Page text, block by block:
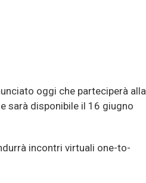
oggi che parteciperà alla
sarà disponibile il 16 giugno
incontri virtuali one-to-